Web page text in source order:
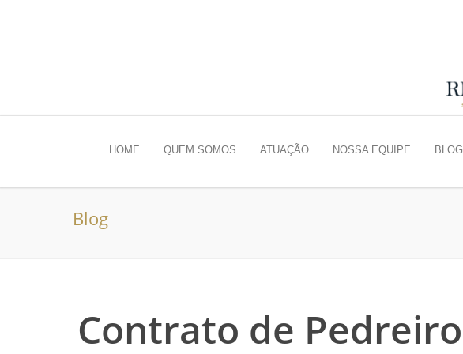
HOME QUEM SOMOS ATUAÇÃO NOSSA EQUIPE BLOG
Blog
Contrato de